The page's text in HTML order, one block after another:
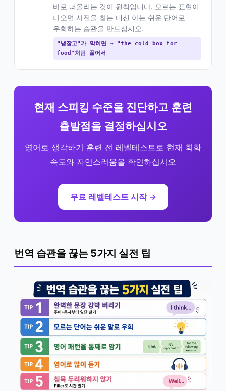
바로 떠올리는 것이 원칙입니다. 모르는 표현이
나오면 사전을 찾는 대신 아는 쉬운 단어로
우회하는 습관을 만드십시오.
"냉장고"가 막히면 → "the cold box for
food"처럼 풀어서
현재 스피킹 수준을 진단하고 훈련
출발점을 결정하십시오
영어로 생각하기 훈련 전 레벨테스트로 현재 회화
속도와 자연스러움을 확인하십시오
무료 레벨테스트 시작 →
번역 습관을 끊는 5가지 실전 팁